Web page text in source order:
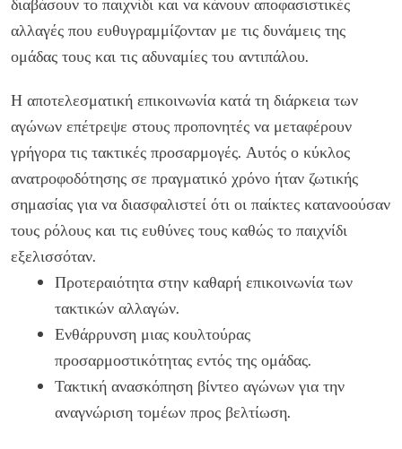
διαβάσουν το παιχνίδι και να κάνουν αποφασιστικές
αλλαγές που ευθυγραμμίζονταν με τις δυνάμεις της
ομάδας τους και τις αδυναμίες του αντιπάλου.
Η αποτελεσματική επικοινωνία κατά τη διάρκεια των
αγώνων επέτρεψε στους προπονητές να μεταφέρουν
γρήγορα τις τακτικές προσαρμογές. Αυτός ο κύκλος
ανατροφοδότησης σε πραγματικό χρόνο ήταν ζωτικής
σημασίας για να διασφαλιστεί ότι οι παίκτες κατανοούσαν
τους ρόλους και τις ευθύνες τους καθώς το παιχνίδι
εξελισσόταν.
Προτεραιότητα στην καθαρή επικοινωνία των
τακτικών αλλαγών.
Ενθάρρυνση μιας κουλτούρας
προσαρμοστικότητας εντός της ομάδας.
Τακτική ανασκόπηση βίντεο αγώνων για την
αναγνώριση τομέων προς βελτίωση.